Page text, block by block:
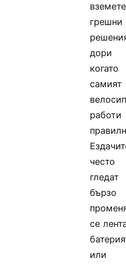
вземете
грешни
дори
когато
самият
работи
често
гледат
бързо
се
или